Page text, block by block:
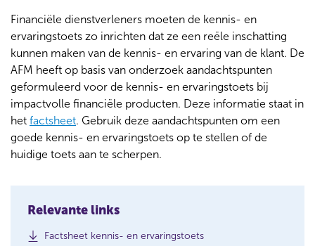
Financiële dienstverleners moeten de kennis- en
ervaringstoets zo inrichten dat ze een reële inschatting
kunnen maken van de kennis- en ervaring van de klant. De
AFM heeft op basis van onderzoek aandachtspunten
geformuleerd voor de kennis- en ervaringstoets bij
impactvolle financiële producten. Deze informatie staat in
het factsheet. Gebruik deze aandachtspunten om een
goede kennis- en ervaringstoets op te stellen of de
huidige toets aan te scherpen.
Relevante links
Factsheet kennis- en ervaringstoets(